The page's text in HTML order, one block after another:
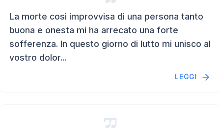
La morte così improvvisa di una persona tanto
buona e onesta mi ha arrecato una forte
sofferenza. In questo giorno di lutto mi unisco al
vostro dolor...
LEGGI